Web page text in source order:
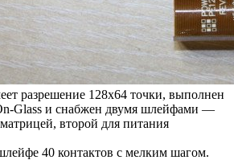
разрешение 128х64 точки, выполнен
Glass и снабжен двумя шлейфами —
второй для питания
40 контактов с мелким шагом.